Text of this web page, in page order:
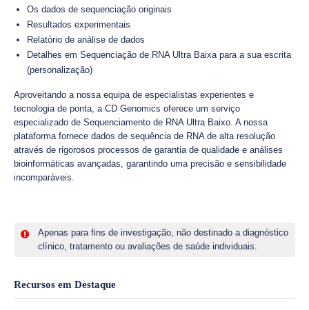
Os dados de sequenciação originais
Resultados experimentais
Relatório de análise de dados
Detalhes em Sequenciação de RNA Ultra Baixa para a sua escrita
(personalização)
Aproveitando a nossa equipa de especialistas experientes e
tecnologia de ponta, a CD Genomics oferece um serviço
especializado de Sequenciamento de RNA Ultra Baixo. A nossa
plataforma fornece dados de sequência de RNA de alta resolução
através de rigorosos processos de garantia de qualidade e análises
bioinformáticas avançadas, garantindo uma precisão e sensibilidade
incomparáveis.
Apenas para fins de investigação, não destinado a diagnóstico
clínico, tratamento ou avaliações de saúde individuais.
Recursos em Destaque